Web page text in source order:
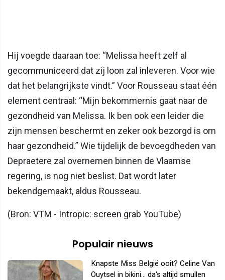
Hij voegde daaraan toe: “Melissa heeft zelf al
gecommuniceerd dat zij loon zal inleveren. Voor wie
dat het belangrijkste vindt.” Voor Rousseau staat één
element centraal: “Mijn bekommernis gaat naar de
gezondheid van Melissa. Ik ben ook een leider die
zijn mensen beschermt en zeker ook bezorgd is om
haar gezondheid.” Wie tijdelijk de bevoegdheden van
Depraetere zal overnemen binnen de Vlaamse
regering, is nog niet beslist. Dat wordt later
bekendgemaakt, aldus Rousseau.
(Bron: VTM - Intropic: screen grab YouTube)
Populair nieuws
Knapste Miss België ooit? Celine Van
Ouytsel in bikini... da's altijd smullen